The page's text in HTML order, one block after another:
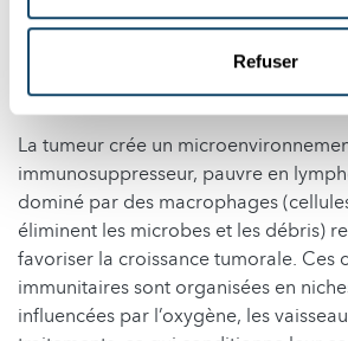
Refuser
possède une capacité
nouveau cadre conceptuel fondé sur
traitements.
La tumeur crée un
immunosuppresseur, pauvre en
dominé par des macrophages
éliminent les microbes et les débris)
favoriser la croissance tumorale. Ces
immunitaires sont organisées en
influencées par l’oxygène, les